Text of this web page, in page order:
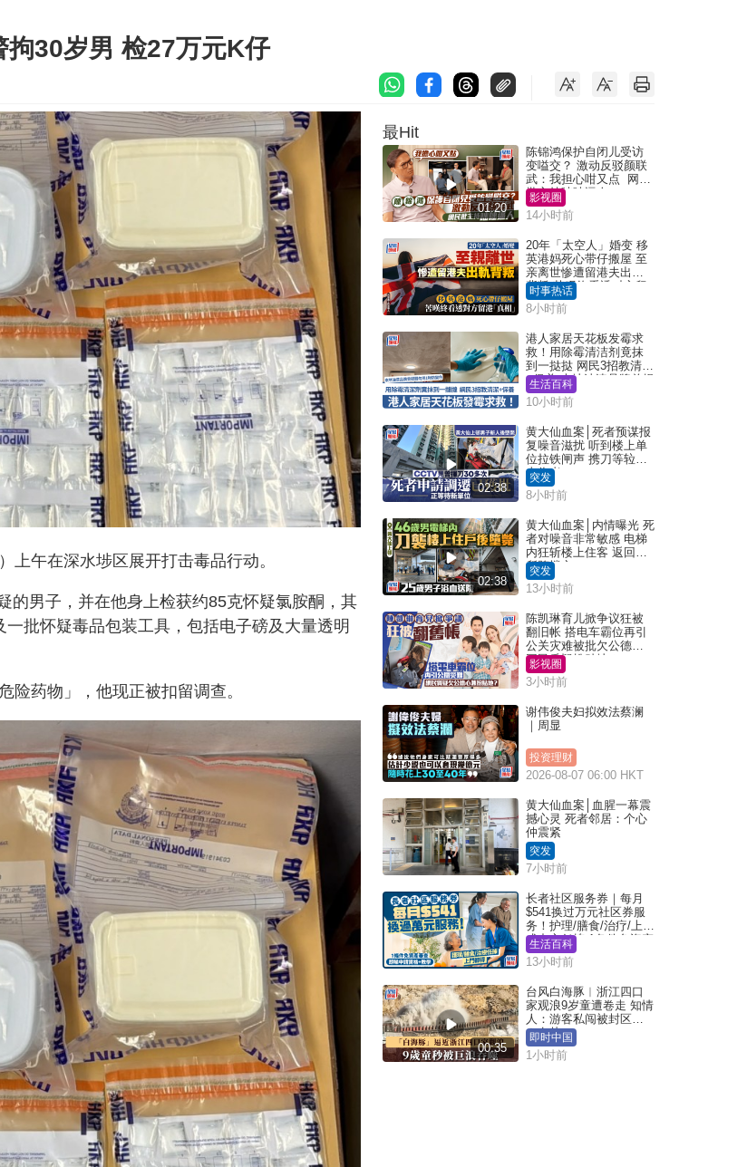
30岁男 检27万元K仔
午在深水埗区展开打击毒品行动。
的男子，并在他身上检获约85克怀疑氯胺酮，其
批怀疑毒品包装工具，包括电子磅及大量透明
险药物」，他现正被扣留调查。
最Hit
01:20
陈锦鸿保护自闭儿受访
变嗌交？ 激动反驳颜联
武：我担心咁又点 网民
批主持咄咄逼人
影视圈
14小时前
20年「太空人」婚变 移
英港妈死心带仔搬屋 至
亲离世惨遭留港夫出轨
背叛 苦叹终看透对方留
港「真相」｜Juicy叮
时事热话
8小时前
港人家居天花板发霉求
救！用除霉清洁剂竟抹
到一挞挞 网民3招教清洁
+保养 本地油漆品牌曾提
醒勿用1物防变色
生活百科
10小时前
02:38
黄大仙血案│死者预谋报
复噪音滋扰 听到楼上单
位拉铁闸声 携刀等䢂伏
击伤者
突发
8小时前
02:38
黄大仙血案│内情曝光 死
者对噪音非常敏感 电梯
内狂斩楼上住客 返回住
所堕楼亡
突发
13小时前
陈凯琳育儿掀争议狂被
翻旧帐 搭电车霸位再引
公关灾难被批欠公德心
网民质疑扮贴地？
影视圈
3小时前
谢伟俊夫妇拟效法蔡澜
｜周显
投资理财
2026-08-07 06:00 HKT
黄大仙血案│血腥一幕震
撼心灵 死者邻居：个心
仲震紧
突发
7小时前
长者社区服务券｜每月
$541换过万元社区券服
务！护理/膳食/治疗/上门
或中心任拣 1条件免资产
审查（附申请资格及教
学）
生活百科
13小时前
00:35
台风白海豚︱浙江四口
家观浪9岁童遭卷走 知情
人：游客私闯被封区域
︱有片
即时中国
1小时前